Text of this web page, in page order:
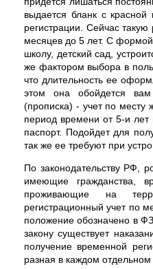
выдается бланк с
регистрации. Сейчас
месяцев до 5 лет. С
школу, детский сад,
же фактором выбора в
что длительность ее
этом она обойдется
(прописка) - учет по месту
период времени от 5-и лет
паспорт. Подойдет для
так же ее требуют при
По законодательству РФ,
имеющие гражданства,
проживающие на
регистрационный учет по
положение обозначено в
закону существует
получение временной
разная в каждом отдельном